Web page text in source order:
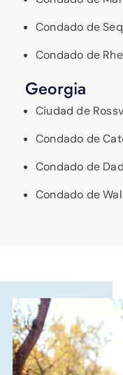
Condado de
Condado de
Georgia
Ciudad de
Condado de
Condado de
Condado de